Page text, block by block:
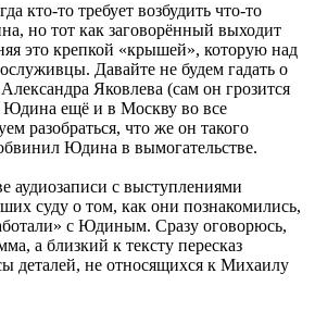
кто-то требует возбудить что-то
но тот как заговорённый выходит
это крепкой «крышей», которую над
Давайте не будем гадать о
Яковлева (сам он грозится
Юдина ещё и в Москву во все
разобраться, что же он такого
Юдина в вымогательстве.
аудиозаписи с выступлениями
суду о том, как они познакомились,
с Юдиным. Сразу оговорюсь,
а близкий к тексту пересказ
деталей, не относящихся к Михаилу